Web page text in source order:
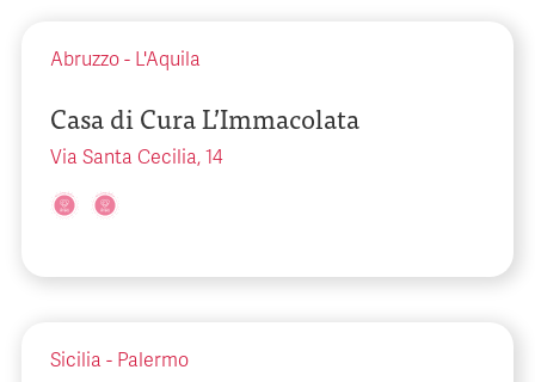
Abruzzo - L'Aquila
Casa di Cura L’Immacolata
Via Santa Cecilia, 14
Sicilia - Palermo